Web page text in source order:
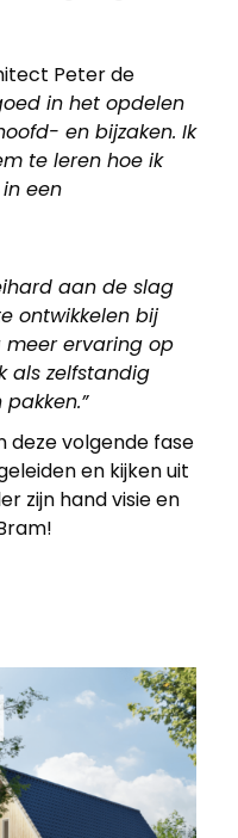
Peter de
in het opdelen
en bijzaken. Ik
te leren hoe ik
een
aan de slag
ontwikkelen bij
meer ervaring op
als zelfstandig
deze volgende fase
en kijken uit
zijn hand visie en